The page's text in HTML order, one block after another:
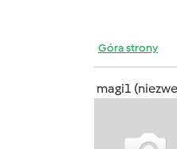
Góra strony
magi1